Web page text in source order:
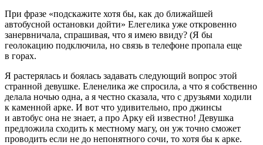
При фразе «подскажите хотя бы, как до ближайшей
автобусной остановки дойти» Елегелика уже откровенно
занервничала, спрашивая, что я имею ввиду? (Я бы
геолокацию подключила, но связь в телефоне пропала еще
в горах.
Я растерялась и боялась задавать следующий вопрос этой
странной девушке. Еленелика же спросила, а что я собственно
делала ночью одна, а я честно сказала, что с друзьями ходили
к каменной арке. И вот что удивительно, про джинсы
и автобус она не знает, а про Арку ей известно! Девушка
предложила сходить к местному магу, он уж точно сможет
проводить если не до непонятного сочи, то хотя бы к арке.